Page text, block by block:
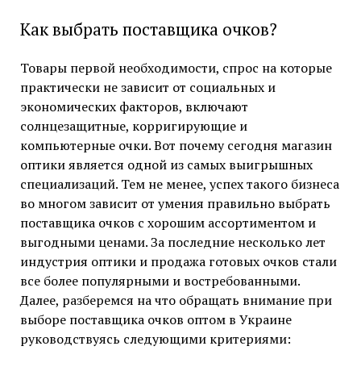
Как выбрать поставщика очков?
Товары первой необходимости, спрос на которые
практически не зависит от социальных и
экономических факторов, включают
солнцезащитные, корригирующие и
компьютерные очки. Вот почему сегодня магазин
оптики является одной из самых выигрышных
специализаций. Тем не менее, успех такого бизнеса
во многом зависит от умения правильно выбрать
поставщика очков с хорошим ассортиментом и
выгодными ценами. За последние несколько лет
индустрия оптики и продажа готовых очков стали
все более популярными и востребованными.
Далее, разберемся на что обращать внимание при
выборе поставщика очков оптом в Украине
руководствуясь следующими критериями: